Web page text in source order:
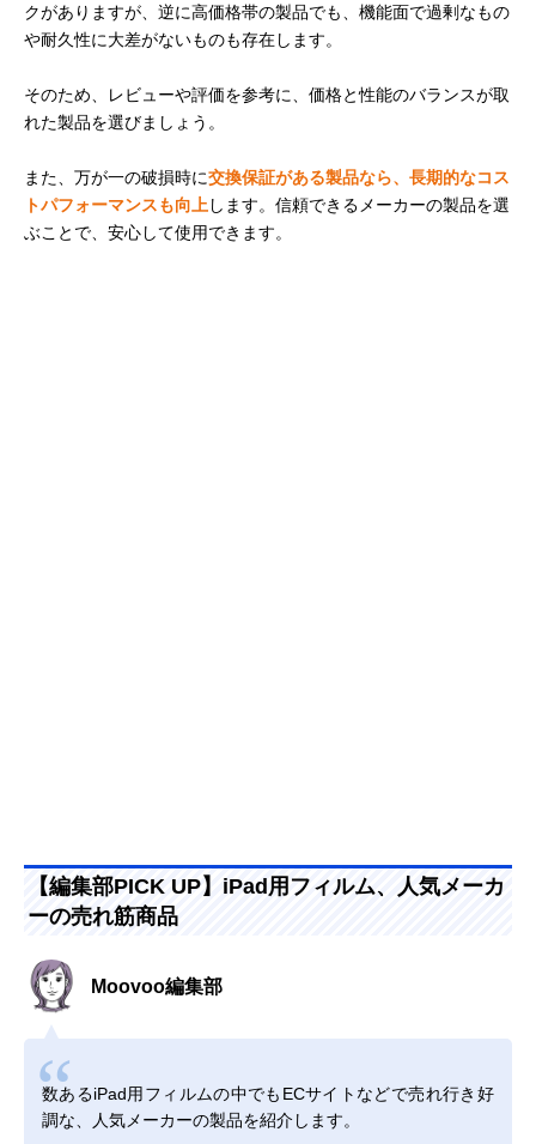
クがありますが、逆に高価格帯の製品でも、機能面で過剰なもの
や耐久性に大差がないものも存在します。
そのため、レビューや評価を参考に、価格と性能のバランスが取
れた製品を選びましょう。
また、万が一の破損時に交換保証がある製品なら、長期的なコス
トパフォーマンスも向上 します。信頼できるメーカーの製品を選
ぶことで、安心して使用できます。
【編集部PICK UP】iPad用フィルム、人気メーカ
ーの売れ筋商品
Moovoo編集部
数あるiPad用フィルムの中でもECサイトなどで売れ行き好
調な、人気メーカーの製品を紹介します。